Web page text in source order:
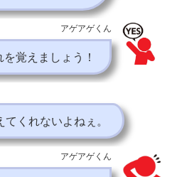
アゲアゲくん
を覚えましょう！
てくれないよねぇ。
アゲアゲくん